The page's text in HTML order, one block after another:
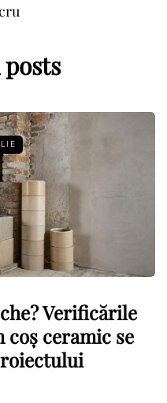
Verificările
coș ceramic se